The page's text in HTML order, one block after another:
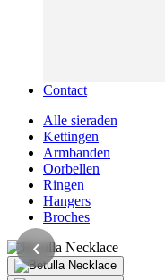
Contact
Alle sieraden
Kettingen
Armbanden
Oorbellen
Ringen
Hangers
Broches
‹